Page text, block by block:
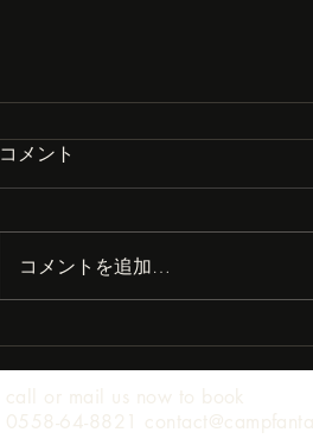
まさかの大打撃？
コメント
コメントを追加…
call or mail us now to book
0558-64-8821